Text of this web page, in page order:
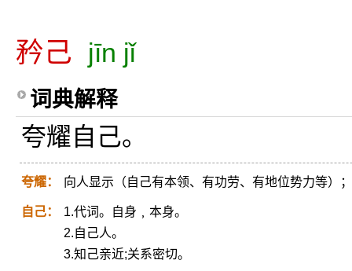
矜己 jīn jǐ
词典解释
夸耀自己。
夸耀： 向人显示（自己有本领、有功劳、有地位势力等）
自己：
1.代词。自身﹐本身。
2.自己人。
3.知己亲近;关系密切。